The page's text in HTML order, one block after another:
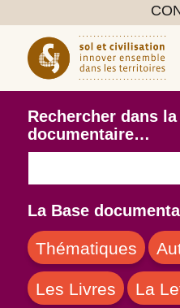
Rechercher dans la
documentaire…
La Base
Thématiques
Les Livres La